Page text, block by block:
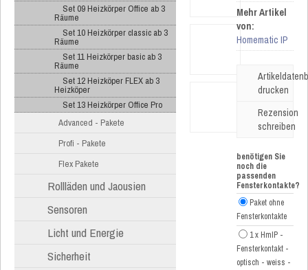
Set 09 Heizkörper Office ab 3
Räume
Set 10 Heizkörper classic ab 3
Räume
Set 11 Heizkörper basic ab 3
Räume
Set 12 Heizköper FLEX ab 3
Heizköper
Set 13 Heizkörper Office Pro
Advanced - Pakete
Profi - Pakete
Flex Pakete
Rollläden und Jaousien
Sensoren
Licht und Energie
Sicherheit
Mehr Artikel
von:
Homematic IP
drucken
Rezension
schreiben
benötigen Sie
noch die
passenden
Fensterkontakte?
Paket ohne
Fensterkontakte
1 x HmIP -
Fensterkontakt -
optisch - weiss -